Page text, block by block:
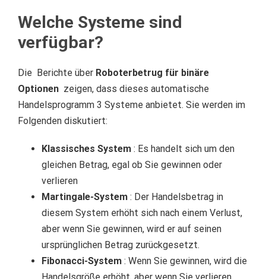
Welche Systeme sind
verfügbar?
Die Berichte über Roboterbetrug für binäre
Optionen zeigen, dass dieses automatische
Handelsprogramm 3 Systeme anbietet. Sie werden im
Folgenden diskutiert:
Klassisches System : Es handelt sich um den
gleichen Betrag, egal ob Sie gewinnen oder
verlieren
Martingale-System : Der Handelsbetrag in
diesem System erhöht sich nach einem Verlust,
aber wenn Sie gewinnen, wird er auf seinen
ursprünglichen Betrag zurückgesetzt.
Fibonacci-System : Wenn Sie gewinnen, wird die